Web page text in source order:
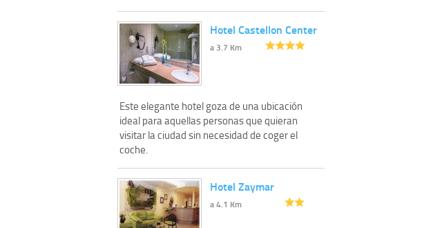
Hotel Castellon Center
a 3.7 Km
Este elegante hotel goza de una ubicación
ideal para aquellas personas que quieran
visitar la ciudad sin necesidad de coger el
coche.
Hotel Zaymar
a 4.1 Km